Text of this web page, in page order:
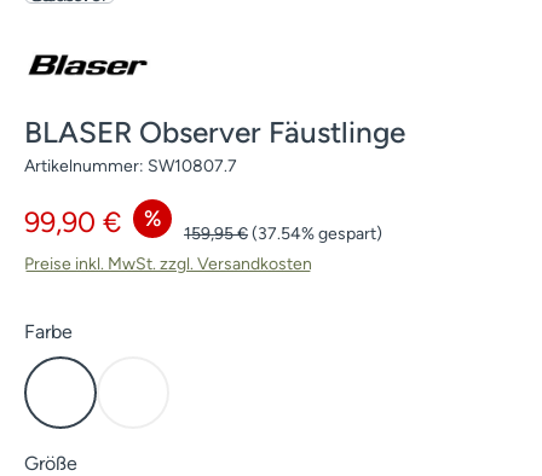
BLASER Observer Fäustlinge
Artikelnummer: SW10807.7
Verkaufspreis:
99,90 € %
Regulärer Preis:
159,95 €(37.54% gespart)
Preise inkl. MwSt. zzgl. Versandkosten
Farbeauswählen
Dunkel Oliv
Größeauswählen